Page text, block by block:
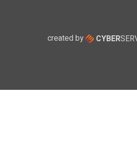
created by CYBER